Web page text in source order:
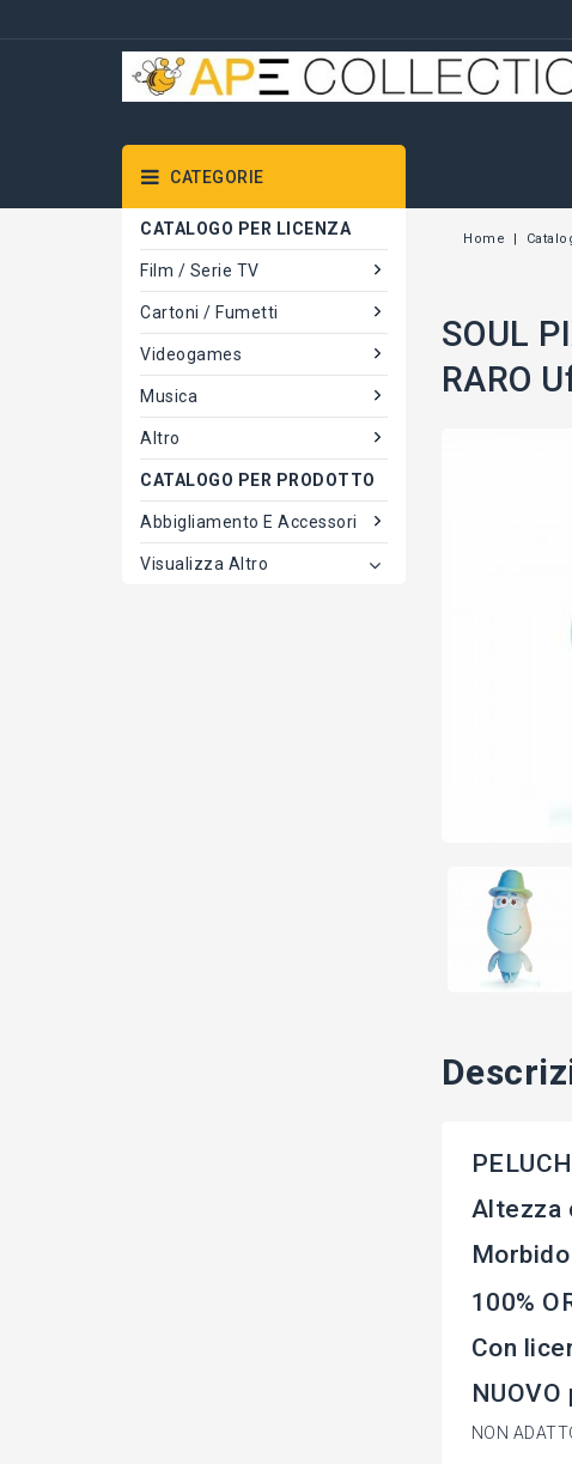
CATEGORIE
CATALOGO PER LICENZA
Film / Serie TV
Cartoni / Fumetti
Videogames
Musica
Altro
CATALOGO PER PRODOTTO
Abbigliamento E Accessori
Visualizza Altro
Home
SOUL
RARO
Altezza
100%
Con
NON